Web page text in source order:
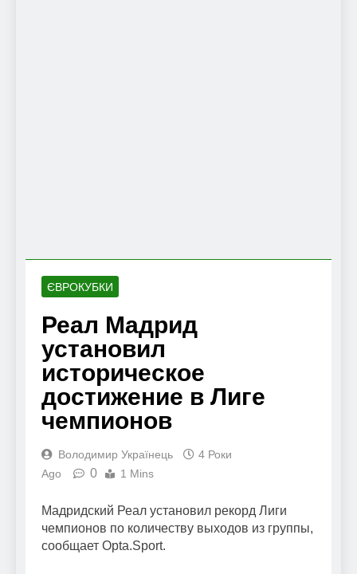
ЄВРОКУБКИ
Реал Мадрид
установил
историческое
достижение в Лиге
чемпионов
Володимир Українець
4 Роки
Ago
0 1 Mins
Мадридский Реал установил рекорд Лиги
чемпионов по количеству выходов из группы,
сообщает Opta.Sport.